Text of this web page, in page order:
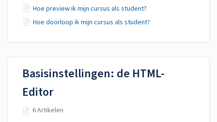
Hoe preview ik mijn cursus als student?
Hoe doorloop ik mijn cursus als student?
Basisinstellingen: de HTML-
Editor
6 Artikelen